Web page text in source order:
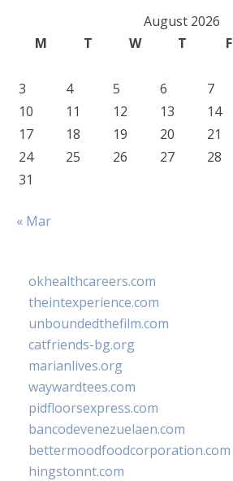
August 2026
M
T W T F
3
4 5 6 7
10
11 12 13 14
17
18 19 20 21
24
25 26 27 28
31
« Mar
okhealthcareers.com
theintexperience.com
unboundedthefilm.com
catfriends-bg.org
marianlives.org
waywardtees.com
pidfloorsexpress.com
bancodevenezuelaen.com
bettermoodfoodcorporation.com
hingstonnt.com